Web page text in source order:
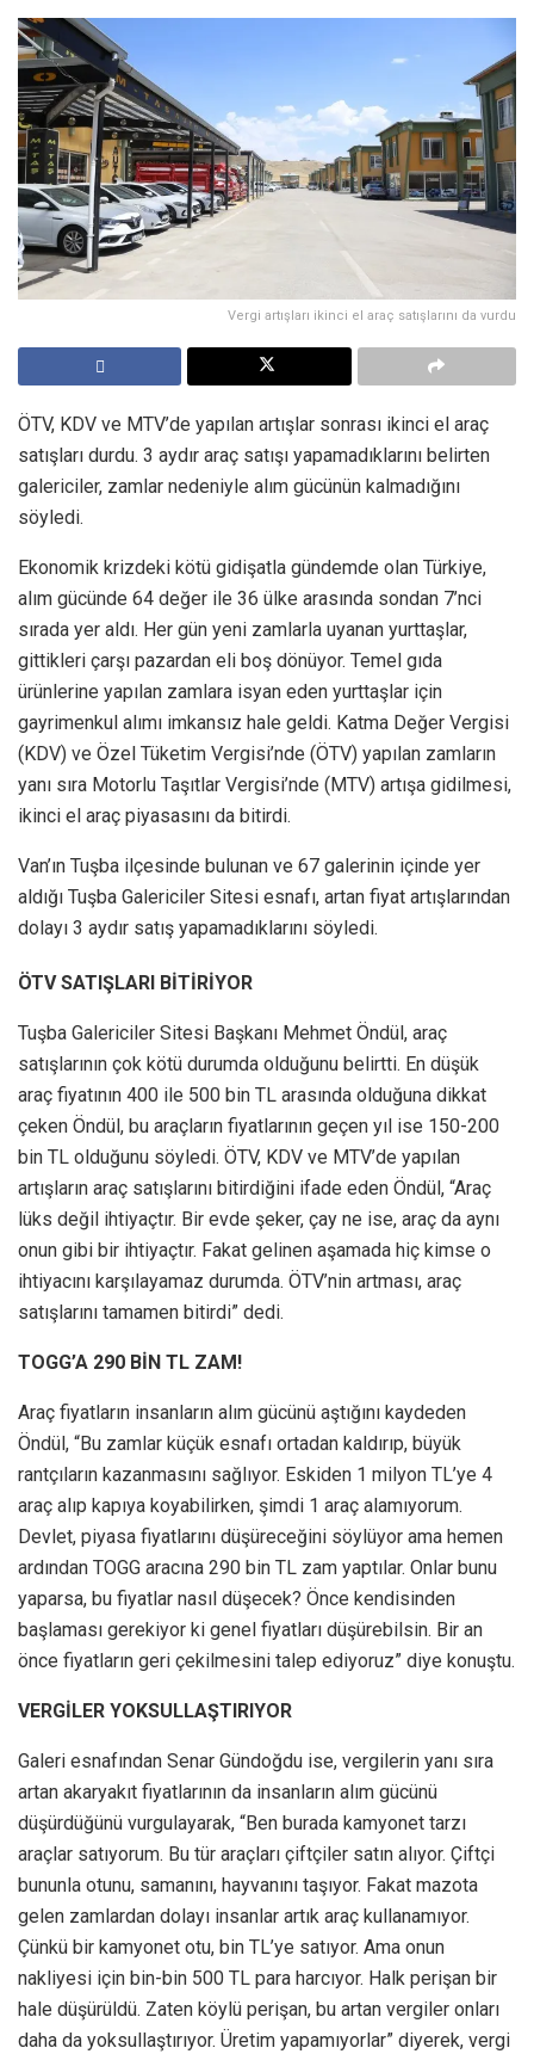
Vergi artışları ikinci el araç satışlarını da vurdu
ÖTV, KDV ve MTV’de yapılan artışlar sonrası ikinci el araç
satışları durdu. 3 aydır araç satışı yapamadıklarını belirten
galericiler, zamlar nedeniyle alım gücünün kalmadığını
söyledi.
Ekonomik krizdeki kötü gidişatla gündemde olan Türkiye,
alım gücünde 64 değer ile 36 ülke arasında sondan 7’nci
sırada yer aldı. Her gün yeni zamlarla uyanan yurttaşlar,
gittikleri çarşı pazardan eli boş dönüyor. Temel gıda
ürünlerine yapılan zamlara isyan eden yurttaşlar için
gayrimenkul alımı imkansız hale geldi. Katma Değer Vergisi
(KDV) ve Özel Tüketim Vergisi’nde (ÖTV) yapılan zamların
yanı sıra Motorlu Taşıtlar Vergisi’nde (MTV) artışa gidilmesi,
ikinci el araç piyasasını da bitirdi.
Van’ın Tuşba ilçesinde bulunan ve 67 galerinin içinde yer
aldığı Tuşba Galericiler Sitesi esnafı, artan fiyat artışlarından
dolayı 3 aydır satış yapamadıklarını söyledi.
ÖTV SATIŞLARI BİTİRİYOR
Tuşba Galericiler Sitesi Başkanı Mehmet Öndül, araç
satışlarının çok kötü durumda olduğunu belirtti. En düşük
araç fiyatının 400 ile 500 bin TL arasında olduğuna dikkat
çeken Öndül, bu araçların fiyatlarının geçen yıl ise 150-200
bin TL olduğunu söyledi. ÖTV, KDV ve MTV’de yapılan
artışların araç satışlarını bitirdiğini ifade eden Öndül, “Araç
lüks değil ihtiyaçtır. Bir evde şeker, çay ne ise, araç da aynı
onun gibi bir ihtiyaçtır. Fakat gelinen aşamada hiç kimse o
ihtiyacını karşılayamaz durumda. ÖTV’nin artması, araç
satışlarını tamamen bitirdi” dedi.
TOGG’A 290 BİN TL ZAM!
Araç fiyatların insanların alım gücünü aştığını kaydeden
Öndül, “Bu zamlar küçük esnafı ortadan kaldırıp, büyük
rantçıların kazanmasını sağlıyor. Eskiden 1 milyon TL’ye 4
araç alıp kapıya koyabilirken, şimdi 1 araç alamıyorum.
Devlet, piyasa fiyatlarını düşüreceğini söylüyor ama hemen
ardından TOGG aracına 290 bin TL zam yaptılar. Onlar bunu
yaparsa, bu fiyatlar nasıl düşecek? Önce kendisinden
başlaması gerekiyor ki genel fiyatları düşürebilsin. Bir an
önce fiyatların geri çekilmesini talep ediyoruz” diye konuştu.
VERGİLER YOKSULLAŞTIRIYOR
Galeri esnafından Senar Gündoğdu ise, vergilerin yanı sıra
artan akaryakıt fiyatlarının da insanların alım gücünü
düşürdüğünü vurgulayarak, “Ben burada kamyonet tarzı
araçlar satıyorum. Bu tür araçları çiftçiler satın alıyor. Çiftçi
bununla otunu, samanını, hayvanını taşıyor. Fakat mazota
gelen zamlardan dolayı insanlar artık araç kullanamıyor.
Çünkü bir kamyonet otu, bin TL’ye satıyor. Ama onun
nakliyesi için bin-bin 500 TL para harcıyor. Halk perişan bir
hale düşürüldü. Zaten köylü perişan, bu artan vergiler onları
daha da yoksullaştırıyor. Üretim yapamıyorlar” diyerek, vergi